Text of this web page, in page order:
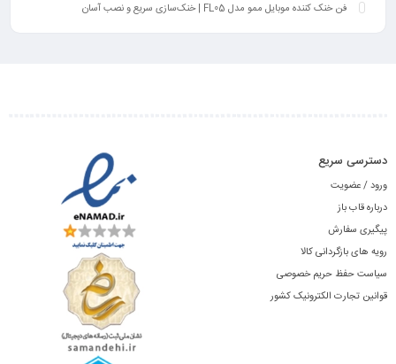
فن خنک کننده موبایل ممو مدل FL05 | خنک‌سازی سریع و نصب آسان
دسترسی سریع
ورود / عضویت
درباره قاب باز
پیگیری سفارش
رویه های بازگردانی کالا
سیاست حفظ حریم خصوصی
قوانین تجارت الکترونیک کشور